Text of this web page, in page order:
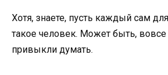
Хотя, знаете, пусть каждый сам
такое человек. Может быть,
привыкли думать.